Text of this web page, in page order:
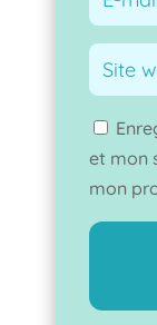
et mon
mon